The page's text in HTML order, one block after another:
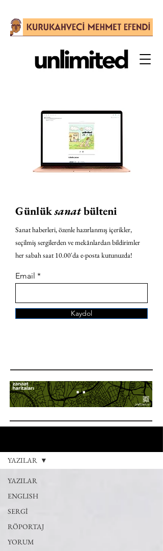
Günlüksanatbülteni
Sanat haberleri, özenle hazırlanmış içerikler,
seçilmiş sergilerden ve mekânlardan bildirimler
her sabah saat 10.00'da e-posta kutunuzda!
Email
Kaydol
YAZILAR
ENGLISH
SERGİ
RÖPORTAJ
YORUM
YAZILAR